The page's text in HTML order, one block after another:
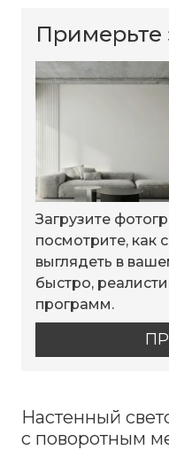
Примерьте
Загрузите
посмотрите, как
выглядеть в
быстро,
программ.
Настенный
с поворотным